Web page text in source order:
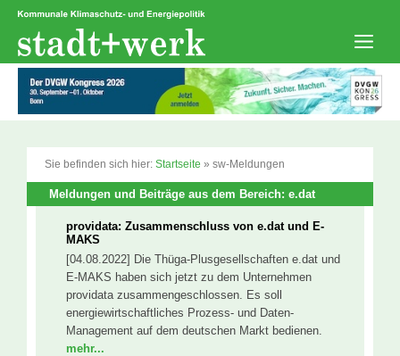
Zum
springen
Sie befinden sich hier: Startseite » sw-Meldungen
Meldungen und Beiträge aus dem Bereich: e.dat
providata: Zusammenschluss von e.dat und E-
MAKS
[04.08.2022] Die Thüga-Plusgesellschaften e.dat und
E-MAKS haben sich jetzt zu dem Unternehmen
providata zusammengeschlossen. Es soll
energiewirtschaftliches Prozess- und Daten-
Management auf dem deutschen Markt bedienen.
mehr...